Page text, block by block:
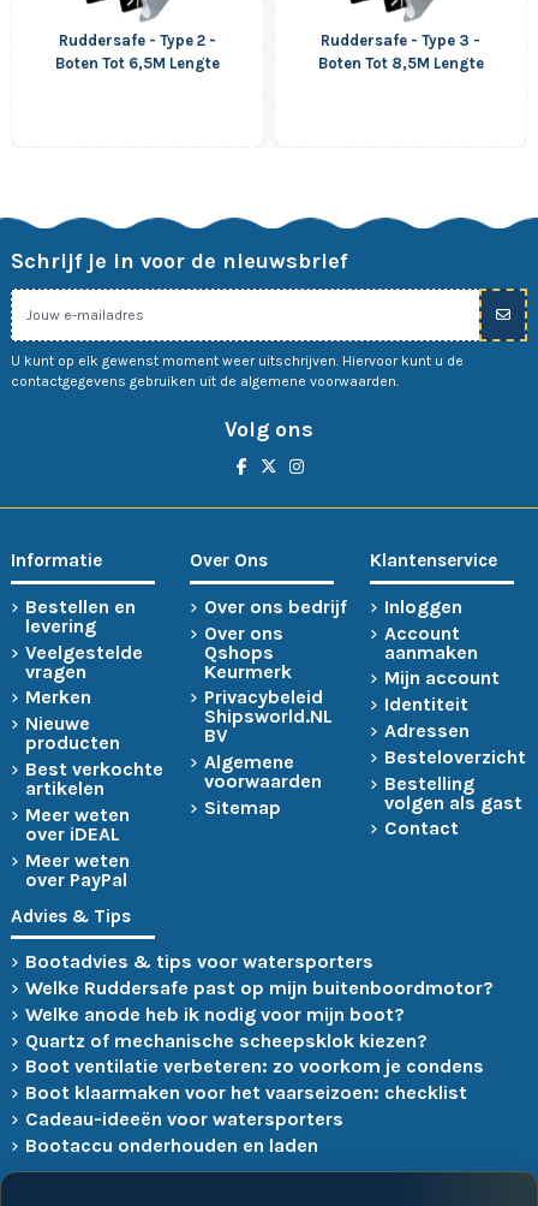
Ruddersafe - Type 2 -
Boten Tot 6,5M Lengte
Ruddersafe - Type 3 -
Boten Tot 8,5M Lengte
Schrijf je in voor de nieuwsbrief
U kunt op elk gewenst moment weer uitschrijven. Hiervoor kunt u de
contactgegevens gebruiken uit de algemene voorwaarden.
Volg ons
Informatie
Bestellen en
levering
Veelgestelde
vragen
Merken
Nieuwe
producten
Best verkochte
artikelen
Meer weten
over iDEAL
Meer weten
over PayPal
Over Ons
Over ons bedrijf
Over ons
Qshops
Keurmerk
Privacybeleid
Shipsworld.NL
BV
Algemene
voorwaarden
Sitemap
Klantenservice
Inloggen
Account
aanmaken
Mijn account
Identiteit
Adressen
Besteloverzicht
Bestelling
volgen als gast
Contact
Advies & Tips
Bootadvies & tips voor watersporters
Welke Ruddersafe past op mijn buitenboordmotor?
Welke anode heb ik nodig voor mijn boot?
Quartz of mechanische scheepsklok kiezen?
Boot ventilatie verbeteren: zo voorkom je condens
Boot klaarmaken voor het vaarseizoen: checklist
Cadeau-ideeën voor watersporters
Bootaccu onderhouden en laden